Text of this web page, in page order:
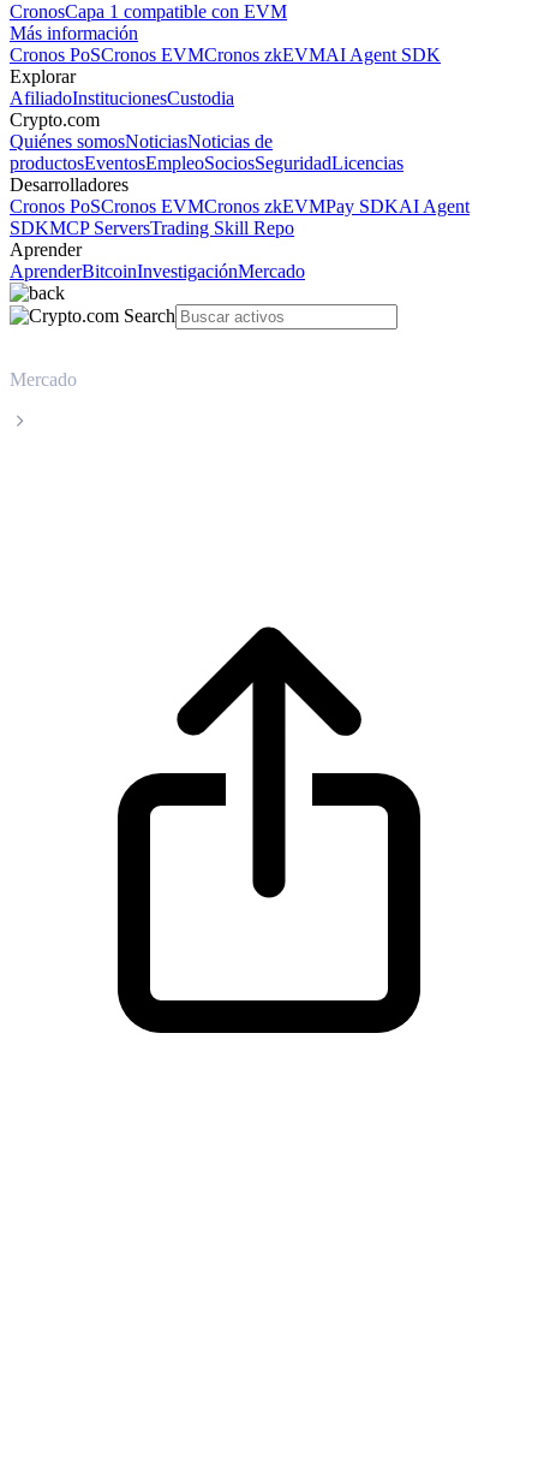
CronosCapa 1 compatible con EVM
Más información
Cronos PoSCronos EVMCronos zkEVMAI Agent SDK
Explorar
AfiliadoInstitucionesCustodia
Crypto.com
Quiénes somosNoticiasNoticias de
productosEventosEmpleoSociosSeguridadLicencias
Desarrolladores
Cronos PoSCronos EVMCronos zkEVMPay SDKAI Agent
SDKMCP ServersTrading Skill Repo
Aprender
AprenderBitcoinInvestigaciónMercado
Mercado